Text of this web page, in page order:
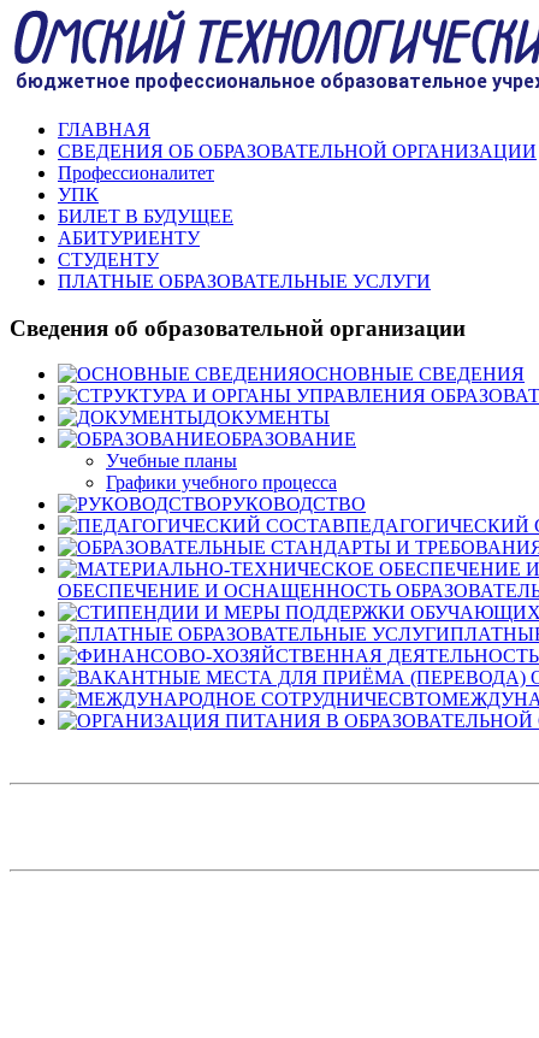
ГЛАВНАЯ
СВЕДЕНИЯ ОБ ОБРАЗОВАТЕЛЬНОЙ ОРГАНИЗАЦИИ
Профессионалитет
УПК
БИЛЕТ В БУДУЩЕЕ
АБИТУРИЕНТУ
СТУДЕНТУ
ПЛАТНЫЕ ОБРАЗОВАТЕЛЬНЫЕ УСЛУГИ
Сведения об образовательной организации
ОСНОВНЫЕ СВЕДЕНИЯ
ДОКУМЕНТЫ
ОБРАЗОВАНИЕ
Учебные планы
Графики учебного процесса
РУКОВОДСТВО
ПЕДАГОГИЧЕСКИЙ
ОБЕСПЕЧЕНИЕ И ОСНАЩЕННОСТЬ